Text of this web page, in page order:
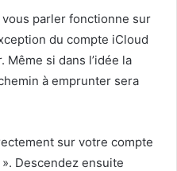
parler fonctionne sur
du compte iCloud
si dans l’idée la
à emprunter sera
sur votre compte
». Descendez ensuite